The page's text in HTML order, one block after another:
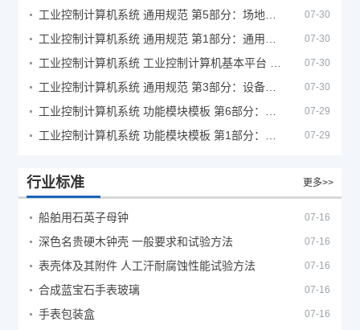
07-30
07-30
07-30
07-30
07-29
07-29
行业标准 更多>>
船舶用石英子母钟 07-16
深色名贵硬木钟壳 一般要求和试验方法 07-16
表壳体及其附件 人工汗耐腐蚀性能试验方法 07-16
合成蓝宝石手表玻璃 07-16
手表包装盒 07-16